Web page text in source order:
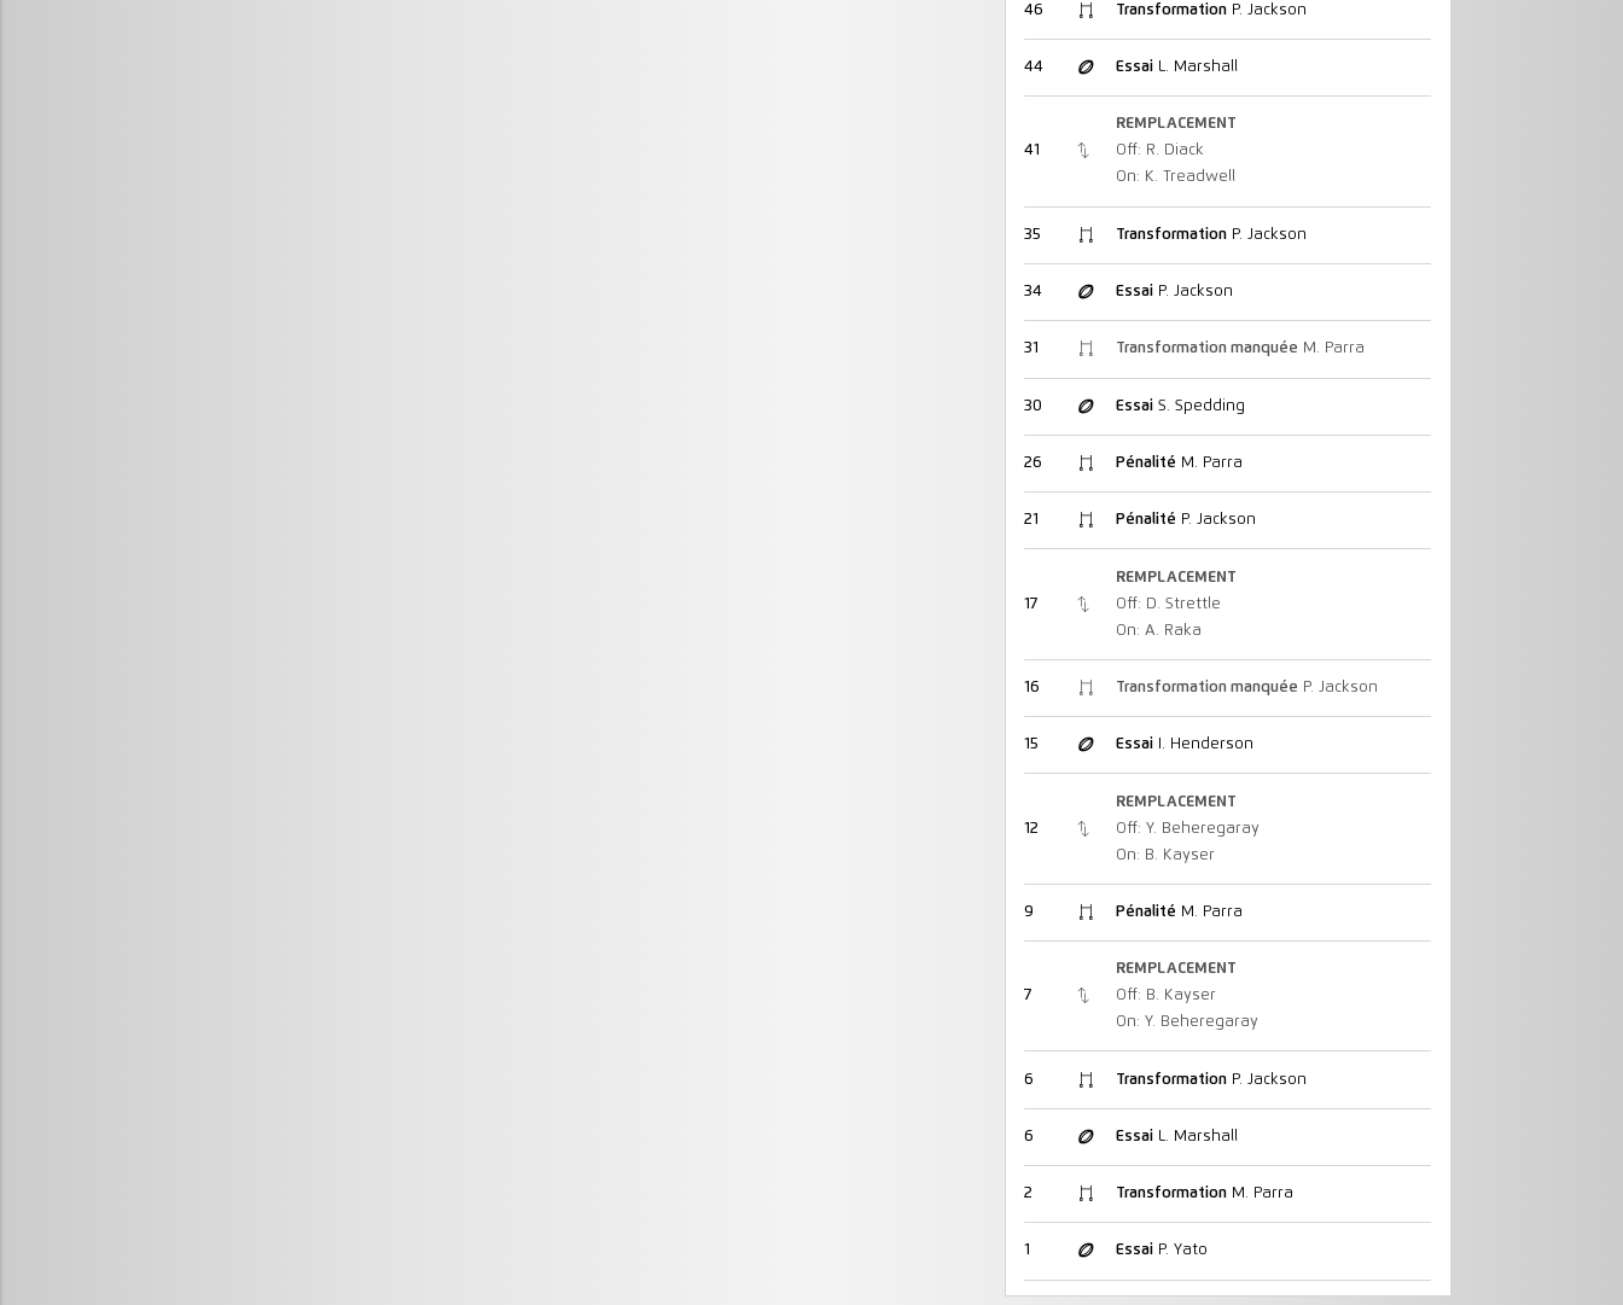
46 TransformationP. Jackson
44 EssaiL. Marshall
41
REMPLACEMENT
Off: R. Diack
On: K. Treadwell
35 TransformationP. Jackson
34 EssaiP. Jackson
31 Transformation manquée M. Parra
30 EssaiS. Spedding
26 Pénalité M. Parra
21 Pénalité P. Jackson
17
REMPLACEMENT
Off: D. Strettle
On: A. Raka
16 Transformation manquée P. Jackson
15 EssaiI. Henderson
12
REMPLACEMENT
Off: Y. Beheregaray
On: B. Kayser
9 Pénalité M. Parra
7
REMPLACEMENT
Off: B. Kayser
On: Y. Beheregaray
6 TransformationP. Jackson
6 EssaiL. Marshall
2 TransformationM. Parra
1 EssaiP. Yato